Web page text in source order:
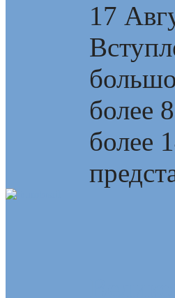
17
более
более